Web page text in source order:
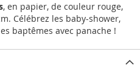
, en papier, de couleur rouge,
Célébrez les baby-shower,
baptêmes avec panache !